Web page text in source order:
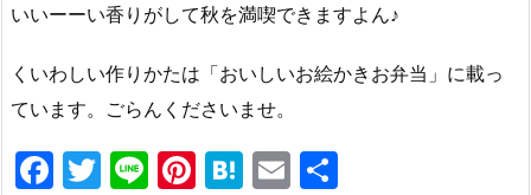
いいーーい香りがして秋を満喫できますよん♪
くいわしい作りかたは「おいしいお絵かきお弁当」に載っ
ています。ごらんくださいませ。
F
T
Li Pi H
E